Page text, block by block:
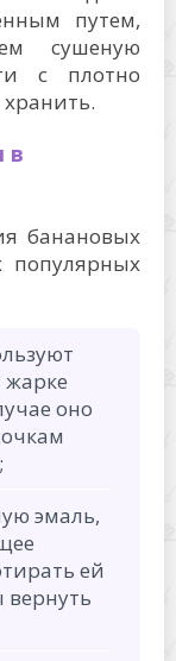
путем,
сушеную
с плотно
в
банановых
популярных
жарке
оно
эмаль,
ей
вернуть